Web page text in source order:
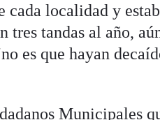
localidad y
tres tandas al año,
es que hayan
Municipales